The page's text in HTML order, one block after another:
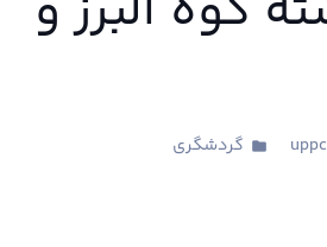
uppc
folder گردشگری